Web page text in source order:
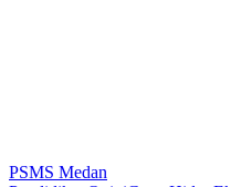
PSMS Medan